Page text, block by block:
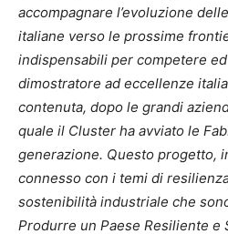
accompagnare l’evoluzione
italiane verso le prossime
indispensabili per competere
dimostratore ad eccellenze
contenuta, dopo le grandi
quale il Cluster ha avviato le
generazione. Questo progetto,
connesso con i temi di
sostenibilità industriale che
Produrre un Paese Resiliente e